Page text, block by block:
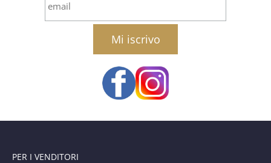
email
PER I VENDITORI